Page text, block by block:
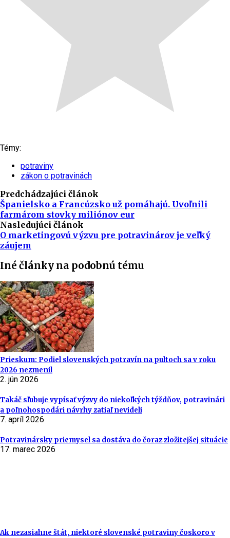
Témy:
potraviny
zákon o potravinách
Predchádzajúci článok
Španielsko a Francúzsko už pomáhajú. Uvoľnili
farmárom stovky miliónov eur
Nasledujúci článok
O marketingovú výzvu pre potravinárov je veľký
záujem
Iné články na podobnú tému
Prieskum: Podiel slovenských potravín na pultoch sa v roku
2026 nezmenil
2. jún 2026
Takáč sľubuje vypísať výzvy do niekoľkých týždňov, potravinári
a poľnohospodári návrhy zatiaľ nevideli
7. apríl 2026
Potravinársky priemysel sa dostáva do čoraz zložitejšej situácie
17. marec 2026
Ak nezasiahne štát, niektoré slovenské potraviny čoskoro v